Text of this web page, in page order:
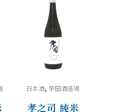
日本酒,柴田酒造場
孝之司 純米